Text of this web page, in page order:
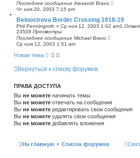
Последнее сообщение Alexandr Bravo
Чт ноя 20, 2003 7:15 pm
Beloostrova Border Crossing 1918-19
Phil Penningroth » Ср ноя 12, 2003 1:02 am1
23509 Просмотры
Последнее сообщение Michael Bravo
Ср ноя 12, 2003 1:51 am
Новая тема
Вернуться к списку форумов
ПРАВА ДОСТУПА
Вы не можете начинать темы
Вы не можете отвечать на сообщения
Вы не можете редактировать свои сообщения
Вы не можете удалять свои сообщения
Вы не можете добавлять вложения
На главную Список форумов